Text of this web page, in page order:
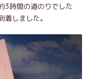
3時間の道のりでした
しました。